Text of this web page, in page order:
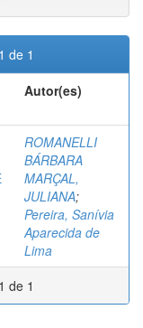
de 1
Autor(es)
ROMANELLI
BÁRBARA
MARÇAL,
JULIANA;
Pereira, Sanívia
Aparecida de
Lima
de 1